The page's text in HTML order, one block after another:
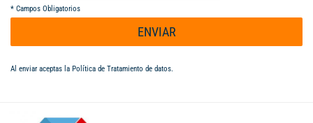
* Campos Obligatorios
ENVIAR
Al enviar aceptas la Política de Tratamiento de datos.